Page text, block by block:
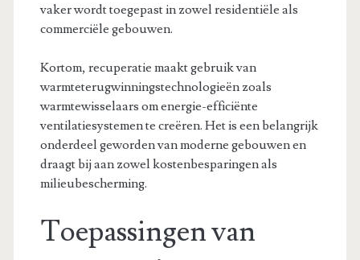
vaker wordt toegepast in zowel residentiële als
commerciële gebouwen.
Kortom, recuperatie maakt gebruik van
warmteterugwinningstechnologieën zoals
warmtewisselaars om energie-efficiënte
ventilatiesystemen te creëren. Het is een belangrijk
onderdeel geworden van moderne gebouwen en
draagt bij aan zowel kostenbesparingen als
milieubescherming.
Toepassingen van